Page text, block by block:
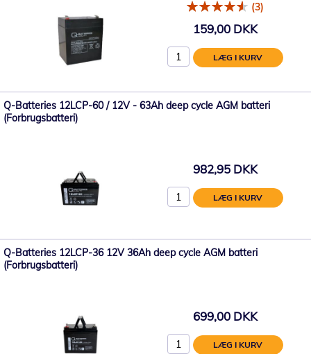
(3)
159,00 DKK
LÆG I KURV
Q-Batteries 12LCP-60 / 12V - 63Ah deep cycle AGM batteri
(Forbrugsbatteri)
982,95 DKK
LÆG I KURV
Q-Batteries 12LCP-36 12V 36Ah deep cycle AGM batteri
(Forbrugsbatteri)
699,00 DKK
LÆG I KURV